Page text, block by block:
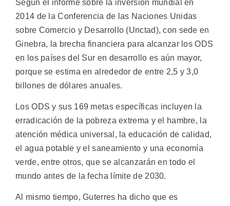
Según el informe sobre la inversión mundial en
2014 de la Conferencia de las Naciones Unidas
sobre Comercio y Desarrollo (Unctad), con sede en
Ginebra, la brecha financiera para alcanzar los ODS
en los países del Sur en desarrollo es aún mayor,
porque se estima en alrededor de entre 2,5 y 3,0
billones de dólares anuales.
Los ODS y sus 169 metas específicas incluyen la
erradicación de la pobreza extrema y el hambre, la
atención médica universal, la educación de calidad,
el agua potable y el saneamiento y una economía
verde, entre otros, que se alcanzarán en todo el
mundo antes de la fecha límite de 2030.
Al mismo tiempo, Guterres ha dicho que es